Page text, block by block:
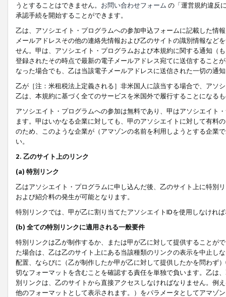
うとすることはできません。 お問い合わせフォーム の「運営規約違反
承認手続を開始することができます。
乙は、アソシエイト・プログラムへの参加申込フォームに記載した情
メールアドレスその他の連絡先情報および乙のサイトの識別情報など
せん。甲は、アソシエイト・プログラムおよび本規約に関する通知（
登録されたその時点で最新の電子メールアドレス宛てに送信すること
なった場合でも、乙は当該電子メールアドレスに送信された一切の通
乙が［注：米租税法上定義される］非米国人に該当する場合で、アソ
乙は、本規約に基づく全てのサービスを米国外で履行することになる
アソシエイト・プログラムへの参加は無料であり、甲はアソシエイト
ます。甲はいかなる企業に対しても、甲のアソシエイトに対して有料
のため、このような企業が（アマゾンの名前を利用しようとする企業
い。
2. 乙のサイト上のリンク
(a) 特別リンク
乙はアソシエイト・プログラムに申し込んだ後、乙のサイト上に特別
および紹介料の発生が可能となります。
特別リンクでは、甲が乙に割り当てたアソシエイトIDを使用しなけれ
(b) 全ての特別リンクに適用される一般要件
特別リンクは乙が制作するか、または甲が乙に対して提供することが
た場合は、乙は乙のサイト上にある当該種類のリンクの表示を中止し
配置、ならびに（乙が制作したか甲が乙に対して提供したかを問わず
切なフォーマットを含むことを確認する責任を単独で負います。乙は
別リンクは、乙のサイトから直接アクセスしなければなりません。例
他のフォーマットとして表示されます。）をパラメータとしてアマゾ